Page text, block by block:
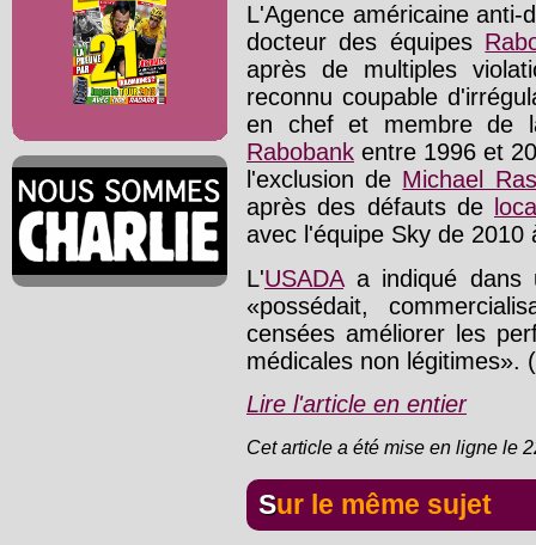
L'Agence américaine anti-
docteur des équipes
après de multiples
reconnu coupable
en chef et membre de
Rabobank entre 1996 et
l'exclusion de Michael
après des défauts de
avec l'équipe Sky de 2010
L'USADAa indiqué dans
«possédait,
censées améliorer les
médicales non légitimes».
Lire l'article en entier
Cet article a été mise en ligne le
Sur le même sujet